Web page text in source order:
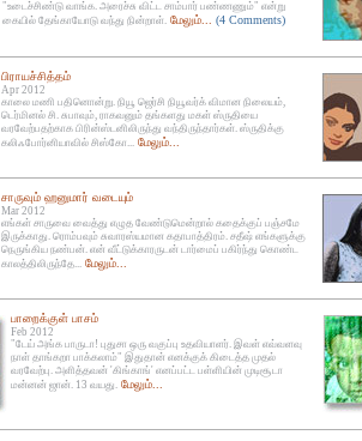
"உடைச்சிண்டு வாங்க. அரைச்சு விட்ட சாம்பார் பண்ணணும்" என்று
கையில் தேங்காயோடு வந்து நின்றாள். மேலும்... (4 Comments)
பிராயச்சித்தம்
Apr 2012
காலை மணி பதினொன்று. நியூ ஜெர்சி நியூவர்க் விமான நிலையம்,
டெர்மினல் சி. சுபாவும், ராகவனும் தங்களது மகள் ஸ்ருதியை
வரவேற்பதற்காக பிரின்ஸ்டனிலிருந்து வந்திருந்தார்கள். ஸ்ருதிக்கு
கலிஃபோர்னியாவில் சிஸ்கோ... மேலும்...
சாருவும் ஹனுமார் வடையும்
Mar 2012
எங்கள் சாருவை வைத்து எழுத வேண்டுமென்றால் கதைக்குப் பஞ்சமே
இருக்காது. ரொம்பவும் சுவாரஸ்யமான கதாபாத்திரம். சதீஷ் எங்களுக்கு
நெருங்கிய நண்பன். என் வீட்டுக்காரருடன் டார்மைப் பகிர்ந்து கொண்ட
காலத்திலிருந்தே... மேலும்...
பாறைக்குள் பாசம்
Feb 2012
"டேய் அங்க பாருடா! புதுசா ஒரு வகுப்பு உதவியாளர். இவள் எவ்வளவு
நாள் தாங்கறா பாக்கலாம்" இதுதான் எனக்குக் கிடைத்த முதல்
வரவேற்பு. அளித்தவன் 'கிங்காங்' எனப்பட்ட பள்ளியின் முடிசூடா
மன்னன் ஜான். 13 வயது. மேலும்...